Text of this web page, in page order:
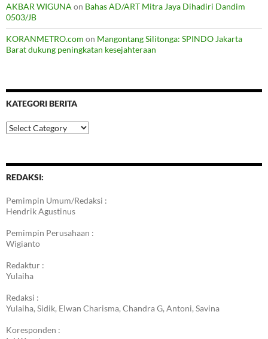
AKBAR WIGUNA on Bahas AD/ART Mitra Jaya Dihadiri Dandim
0503/JB
KORANMETRO.com on Mangontang Silitonga: SPINDO Jakarta
Barat dukung peningkatan kesejahteraan
KATEGORI BERITA
Kategori
Berita
REDAKSI:
Pemimpin Umum/Redaksi :
Hendrik Agustinus
Pemimpin Perusahaan :
Wigianto
Redaktur :
Yulaiha
Redaksi :
Yulaiha, Sidik, Elwan Charisma, Chandra G, Antoni, Savina
Koresponden :